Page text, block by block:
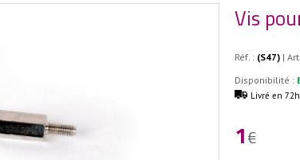
Vis
Réf. : (S47)|
Disponibilité :
Livré en
1€